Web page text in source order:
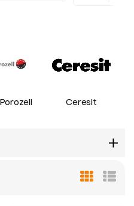
Ceresit